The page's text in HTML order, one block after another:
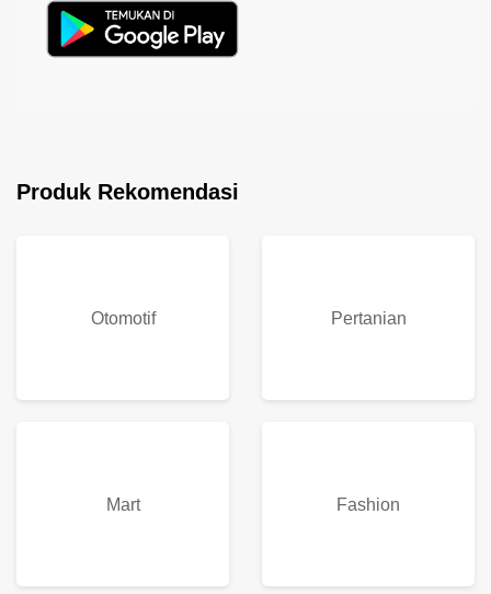
Produk Rekomendasi
Otomotif Pertanian
Mart Fashion